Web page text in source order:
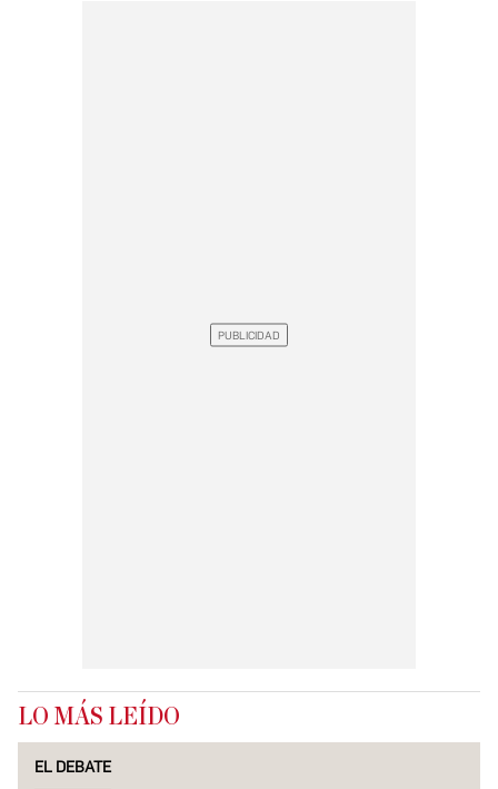
LO MÁS LEÍDO
EL DEBATE